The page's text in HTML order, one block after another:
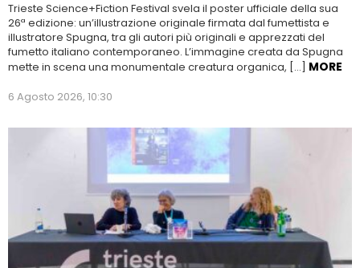
Trieste Science+Fiction Festival svela il poster ufficiale della sua
26ª edizione: un’illustrazione originale firmata dal fumettista e
illustratore Spugna, tra gli autori più originali e apprezzati del
fumetto italiano contemporaneo. L’immagine creata da Spugna
mette in scena una monumentale creatura organica, […] MORE
6 Agosto 2026, 10:30